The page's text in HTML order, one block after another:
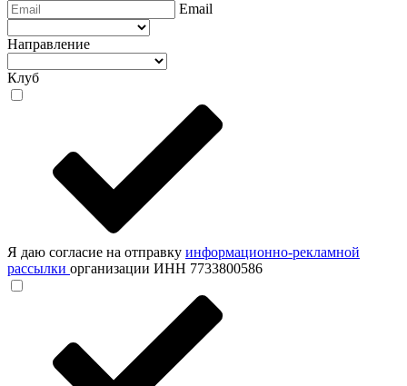
Email
Направление
Клуб
Я даю согласие на отправку информационно-рекламной
рассылки организации ИНН 7733800586